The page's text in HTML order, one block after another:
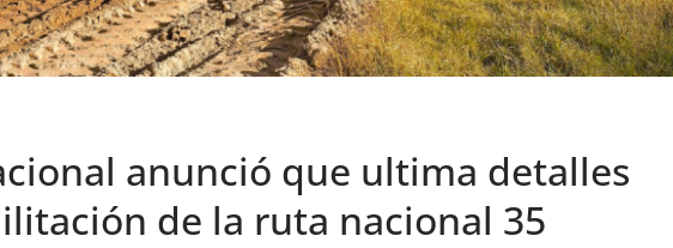
anunció que ultima detalles
de la ruta nacional 35